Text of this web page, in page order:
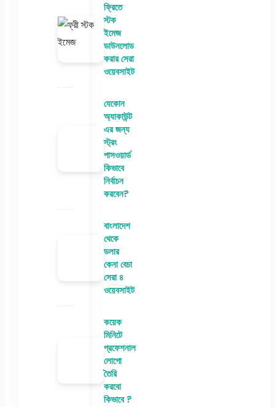
ফ্রিতে
স্টক
ইমেজ
ডাউনলোড
করার সেরা
ওয়েবসাইট
যেকোন
অ্যাকাউন্ট
এর জন্য
স্ট্রং
পাসওয়ার্ড
কিভাবে
নির্বাচন
করবেন?
বাংলাদেশ
থেকে
ডলার
কেনা বেচা
সেরা ৪
ওয়েবসাইট
কয়েক
মিনিটে
প্রফেশনাল
লোগো
তৈরি
করবো
কিভাবে ?